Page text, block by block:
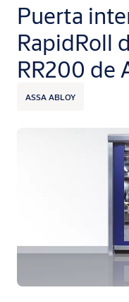
Puerta
RapidRoll
RR200 de
ASSA ABLOY